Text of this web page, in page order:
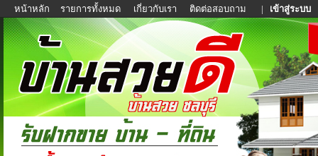
หน้าหลัก รายการทั้งหมด เกี่ยวกับเรา ติดต่อสอบถาม | เข้าสู่ระบบ